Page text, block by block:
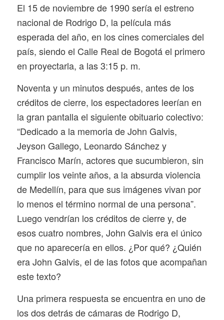
El 15 de noviembre de 1990 sería el estreno
nacional de Rodrigo D, la película más
esperada del año, en los cines comerciales del
país, siendo el Calle Real de Bogotá el primero
en proyectarla, a las 3:15 p. m.
Noventa y un minutos después, antes de los
créditos de cierre, los espectadores leerían en
la gran pantalla el siguiente obituario colectivo:
“Dedicado a la memoria de John Galvis,
Jeyson Gallego, Leonardo Sánchez y
Francisco Marín, actores que sucumbieron, sin
cumplir los veinte años, a la absurda violencia
de Medellín, para que sus imágenes vivan por
lo menos el término normal de una persona”.
Luego vendrían los créditos de cierre y, de
esos cuatro nombres, John Galvis era el único
que no aparecería en ellos. ¿Por qué? ¿Quién
era John Galvis, el de las fotos que acompañan
este texto?
Una primera respuesta se encuentra en uno de
los dos detrás de cámaras de Rodrigo D,